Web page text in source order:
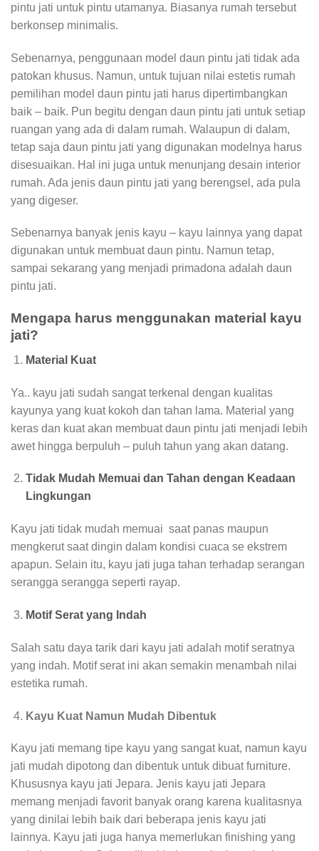
pintu jati untuk pintu utamanya. Biasanya rumah tersebut
berkonsep minimalis.
Sebenarnya, penggunaan model daun pintu jati tidak ada
patokan khusus. Namun, untuk tujuan nilai estetis rumah
pemilihan model daun pintu jati harus dipertimbangkan
baik – baik. Pun begitu dengan daun pintu jati untuk setiap
ruangan yang ada di dalam rumah. Walaupun di dalam,
tetap saja daun pintu jati yang digunakan modelnya harus
disesuaikan. Hal ini juga untuk menunjang desain interior
rumah. Ada jenis daun pintu jati yang berengsel, ada pula
yang digeser.
Sebenarnya banyak jenis kayu – kayu lainnya yang dapat
digunakan untuk membuat daun pintu. Namun tetap,
sampai sekarang yang menjadi primadona adalah daun
pintu jati.
Mengapa harus menggunakan material kayu
jati?
Material Kuat
Ya.. kayu jati sudah sangat terkenal dengan kualitas
kayunya yang kuat kokoh dan tahan lama. Material yang
keras dan kuat akan membuat daun pintu jati menjadi lebih
awet hingga berpuluh – puluh tahun yang akan datang.
Tidak Mudah Memuai dan Tahan dengan Keadaan
Lingkungan
Kayu jati tidak mudah memuai saat panas maupun
mengkerut saat dingin dalam kondisi cuaca se ekstrem
apapun. Selain itu, kayu jati juga tahan terhadap serangan
serangga serangga seperti rayap.
Motif Serat yang Indah
Salah satu daya tarik dari kayu jati adalah motif seratnya
yang indah. Motif serat ini akan semakin menambah nilai
estetika rumah.
Kayu Kuat Namun Mudah Dibentuk
Kayu jati memang tipe kayu yang sangat kuat, namun kayu
jati mudah dipotong dan dibentuk untuk dibuat furniture.
Khususnya kayu jati Jepara. Jenis kayu jati Jepara
memang menjadi favorit banyak orang karena kualitasnya
yang dinilai lebih baik dari beberapa jenis kayu jati
lainnya. Kayu jati juga hanya memerlukan finishing yang